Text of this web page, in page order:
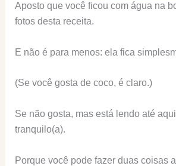
Aposto que você ficou com água na
fotos desta receita.
E não é para menos: ela fica
(Se você gosta de coco, é claro.)
Se não gosta, mas está lendo até
tranquilo(a).
Porque você pode fazer duas coisas